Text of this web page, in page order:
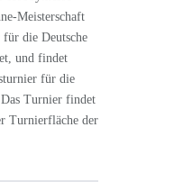
Meisterschaft
die Deutsche
und findet
für die
Turnier findet
Turnierfläche der